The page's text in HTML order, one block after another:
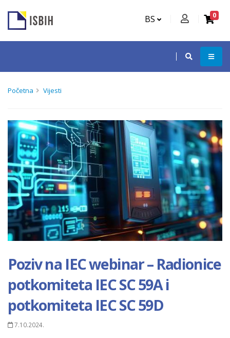
BS 0
Početna Vijesti
Poziv na IEC webinar – Radionice
potkomiteta IEC SC 59A i
potkomiteta IEC SC 59D
7.10.2024.